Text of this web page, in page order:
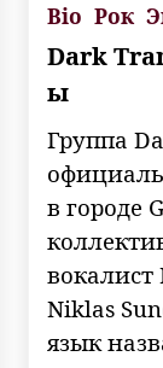
Bio Рок
Dark
ы
Группа
в городе
вокалист
Niklas
язык